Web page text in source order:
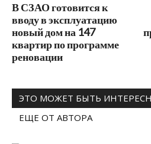
В СЗАО готовится к
вводу в эксплуатацию
новый дом на 147
квартир по программе
реновации
ЭТО МОЖЕТ БЫТЬ
ЕЩЕ ОТ АВТОРА